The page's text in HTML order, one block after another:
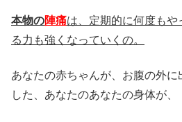
本物の陣痛は、定期的に何度も
る力も強くなっていくの。
あなたの赤ちゃんが、お腹の外
した、あなたのあなたの身体が、